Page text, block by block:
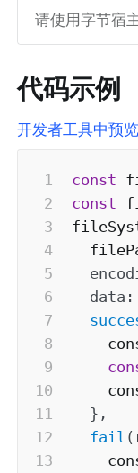
请使用字节宿
代码示例
开发者工具中预览
const
const
data :
} ,
fail (